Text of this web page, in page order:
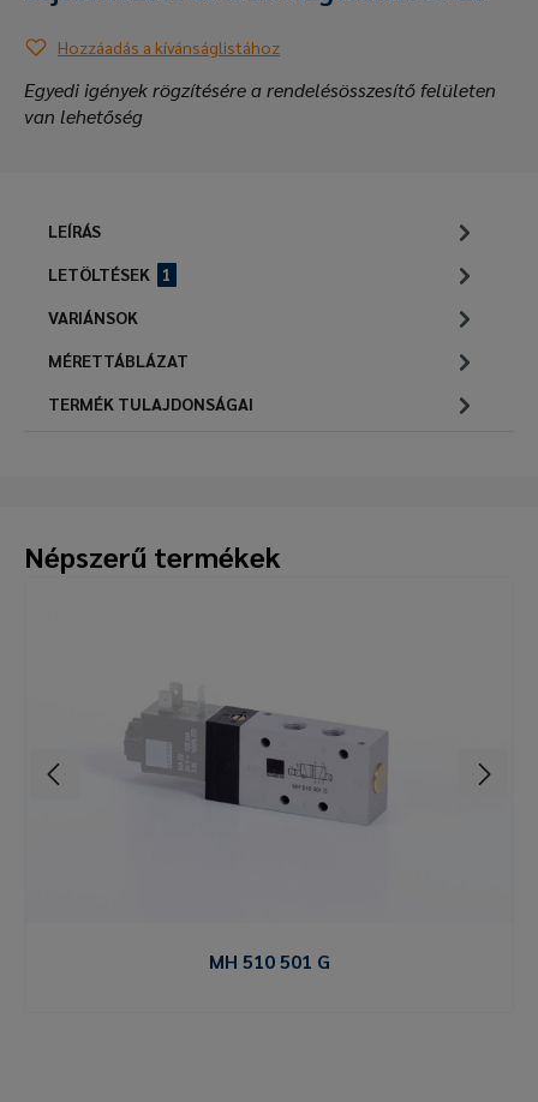
Hozzáadás a kívánságlistához
Egyedi igények rögzítésére a rendelésösszesítő felületen
van lehetőség
LEÍRÁS
LETÖLTÉSEK
1
VARIÁNSOK
MÉRETTÁBLÁZAT
TERMÉK TULAJDONSÁGAI
Népszerű termékek
MH 510 501 G